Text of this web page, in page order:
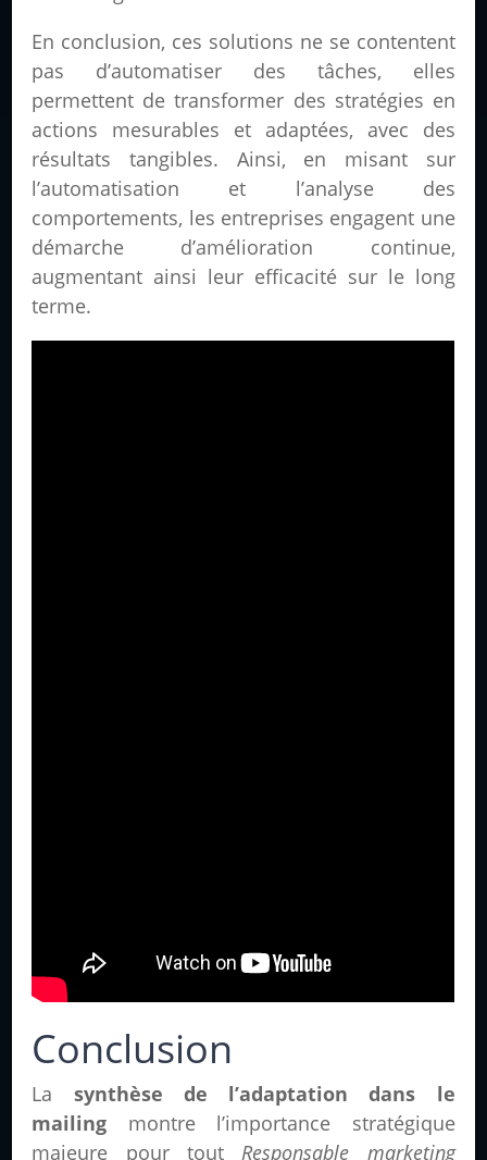
En conclusion, ces solutions ne se contentent
pas d’automatiser des tâches, elles
permettent de transformer des stratégies en
actions mesurables et adaptées, avec des
résultats tangibles. Ainsi, en misant sur
l’automatisation et l’analyse des
comportements, les entreprises engagent une
démarche d’amélioration continue,
augmentant ainsi leur efficacité sur le long
terme.
Conclusion
La synthèse de l’adaptation dans le
mailing montre l’importance stratégique
majeure pour tout Responsable marketing